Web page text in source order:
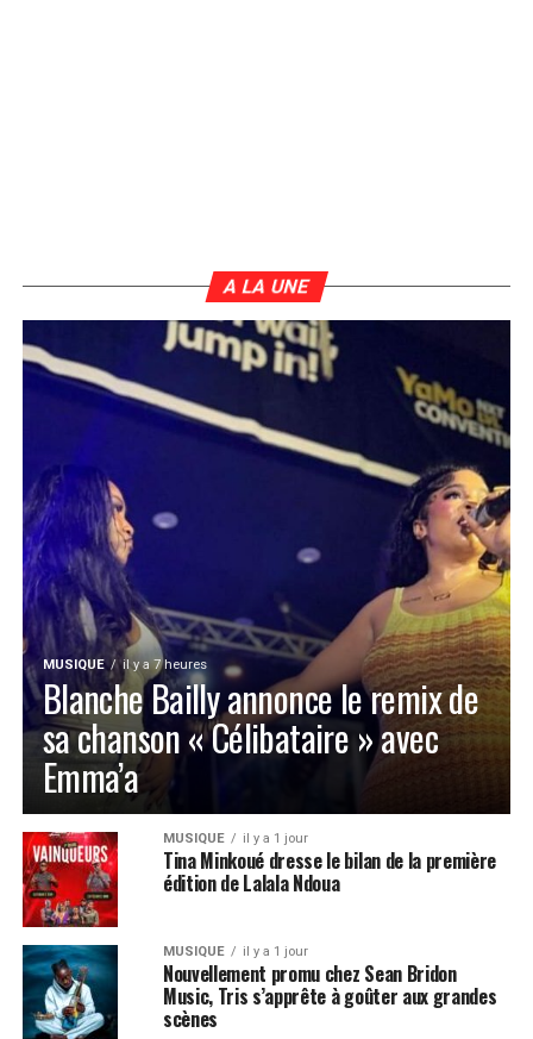
A LA UNE
MUSIQUE il y a 7 heures
Blanche Bailly annonce le remix de
sa chanson « Célibataire » avec
Emma’a
MUSIQUE il y a 1 jour
Tina Minkoué dresse le bilan de la première
édition de Lalala Ndoua
MUSIQUE il y a 1 jour
Nouvellement promu chez Sean Bridon
Music, Tris s’apprête à goûter aux grandes
scènes